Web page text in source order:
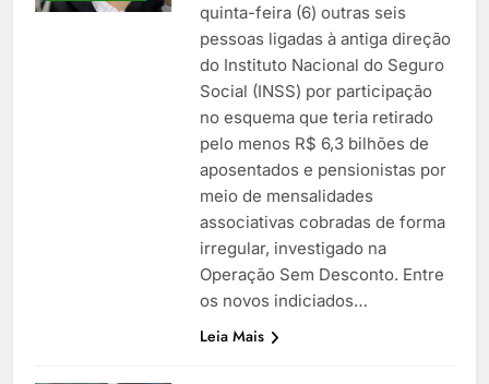
quinta-feira (6) outras seis
pessoas ligadas à antiga direção
do Instituto Nacional do Seguro
Social (INSS) por participação
no esquema que teria retirado
pelo menos R$ 6,3 bilhões de
aposentados e pensionistas por
meio de mensalidades
associativas cobradas de forma
irregular, investigado na
Operação Sem Desconto. Entre
os novos indiciados…
Leia Mais